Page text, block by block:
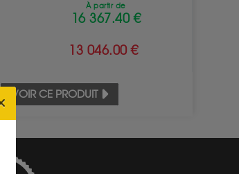
À partir de
16 367.40 €
13 046.00 €
VOIR CE PRODUIT